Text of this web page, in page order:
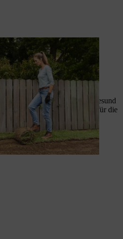
UND
Pflege, damit er auch gesund
Sie die wichtigsten Tipps für die